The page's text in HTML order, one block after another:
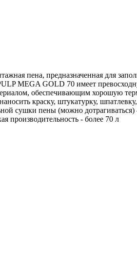
пена, предназначенная для
MEGA GOLD 70 имеет
обеспечивающим хорошую
краску, штукатурку,
сушки пены (можно
производительность - более 70 л